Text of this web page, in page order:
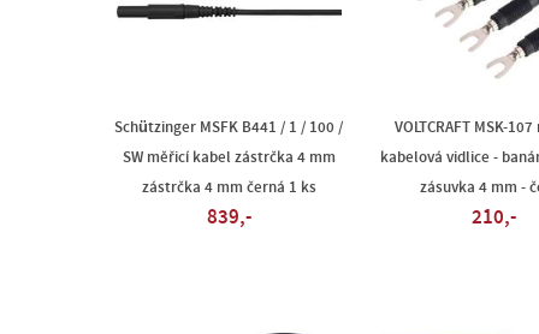
Schützinger MSFK B441 / 1 / 100 /
SW měřicí kabel zástrčka 4 mm
zástrčka 4 mm černá 1 ks
839,-
VOLTCRAFT MSK-
kabelová vidlice -
zásuvka 4 mm -
210,-